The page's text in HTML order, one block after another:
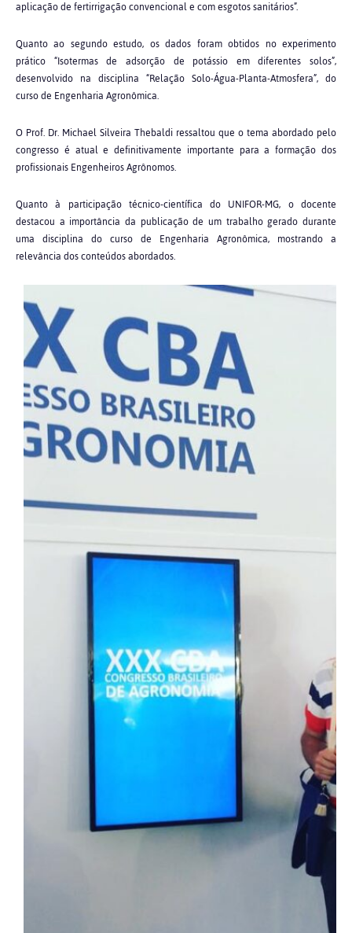
aplicação de fertirrigação convencional e com esgotos sanitários”.
Quanto ao segundo estudo, os dados foram obtidos no experimento
prático “Isotermas de adsorção de potássio em diferentes solos”,
desenvolvido na disciplina “Relação Solo-Água-Planta-Atmosfera”, do
curso de Engenharia Agronômica.
O Prof. Dr. Michael Silveira Thebaldi ressaltou que o tema abordado pelo
congresso é atual e definitivamente importante para a formação dos
profissionais Engenheiros Agrônomos.
Quanto à participação técnico-científica do UNIFOR-MG, o docente
destacou a importância da publicação de um trabalho gerado durante
uma disciplina do curso de Engenharia Agronômica, mostrando a
relevância dos conteúdos abordados.